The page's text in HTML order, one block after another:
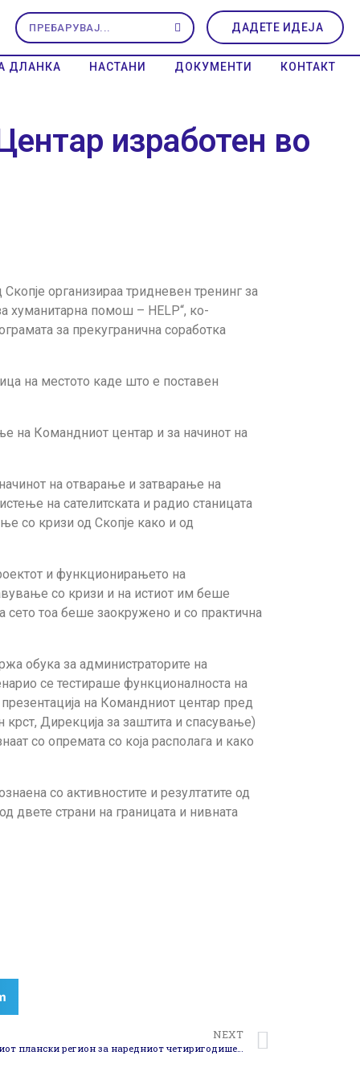
ДАДЕТЕ ИДЕЈА
ДЛАНКА НАСТАНИ ДОКУМЕНТИ КОНТАКТ
изработен во
организираа тридневен тренинг за
хуманитарна помош – HELP“, ко-
за прекугранична соработка
на местото каде што е поставен
на Командниот центар и за начинот на
на отварање и затварање на
на сателитската и радио станицата
со кризи од Скопје како и од
и функционирањето на
со кризи и на истиот им беше
тоа беше заокружено и со практична
обука за администраторите на
се тестираше функционалноста на
на Командниот центар пред
Дирекција за заштита и спасување)
со опремата со која располага и како
со активностите и резултатите од
двете страни на границата и нивната
NEXT
Програмата за развој на Југоисточниот плански регион за наредниот четиригодишен период 2020- 2024 е во крајна фаза на изработка